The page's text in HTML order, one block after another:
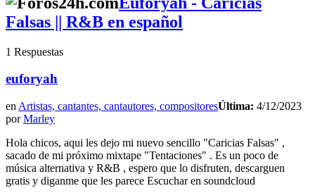
Falsas || R&B en español
1 Respuestas
euforyah
en Artistas, cantantes, cantautores, compositoresÚltima: 4/12/2023
porMarley
Hola chicos, aqui les dejo mi nuevo sencillo "Caricias Falsas" ,
sacado de mi próximo mixtape "Tentaciones" . Es un poco de
música alternativa y R&B , espero que lo disfruten, descarguen
gratis y diganme que les parece Escuchar en soundcloud